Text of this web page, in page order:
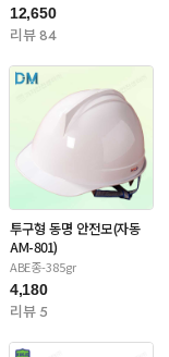
12,650
리뷰 84
투구형 동명 안전모(자동
AM-801)
ABE종-385gr
4,180
리뷰 5